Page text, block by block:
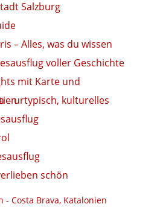
Salzburg
Venetien
schön
- Costa Brava, Katalonien